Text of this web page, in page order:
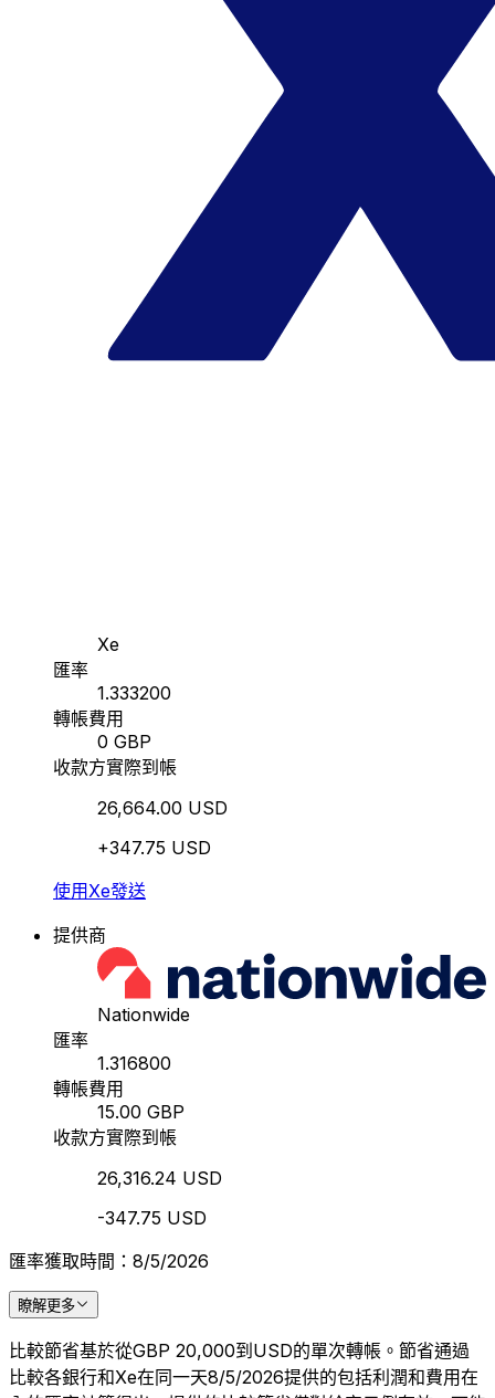
Xe
匯率
1.333200
轉帳費用
0 GBP
收款方實際到帳
26,664.00 USD
+347.75 USD
使用Xe發送
提供商
Nationwide
匯率
1.316800
轉帳費用
15.00 GBP
收款方實際到帳
26,316.24 USD
-347.75 USD
匯率獲取時間：8/5/2026
瞭解更多
比較節省基於從GBP 20,000到USD的單次轉帳。節省通過
比較各銀行和Xe在同一天8/5/2026提供的包括利潤和費用在